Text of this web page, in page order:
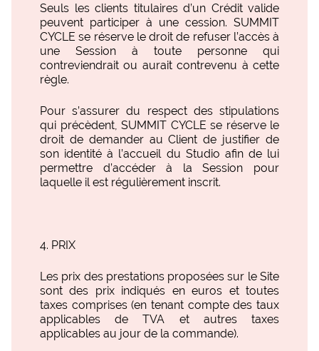
Seuls les clients titulaires d’un Crédit valide
peuvent participer à une cession. SUMMIT
CYCLE se réserve le droit de refuser l’accès à
une Session à toute personne qui
contreviendrait ou aurait contrevenu à cette
règle.
Pour s’assurer du respect des stipulations
qui précèdent, SUMMIT CYCLE se réserve le
droit de demander au Client de justifier de
son identité à l’accueil du Studio afin de lui
permettre d’accéder à la Session pour
laquelle il est régulièrement inscrit.
PRIX
Les prix des prestations proposées sur le Site
sont des prix indiqués en euros et toutes
taxes comprises (en tenant compte des taux
applicables de TVA et autres taxes
applicables au jour de la commande).